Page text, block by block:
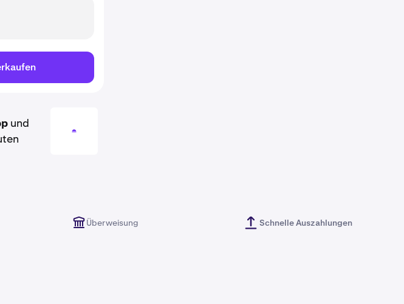
und
Überweisung Schnelle Auszahlungen